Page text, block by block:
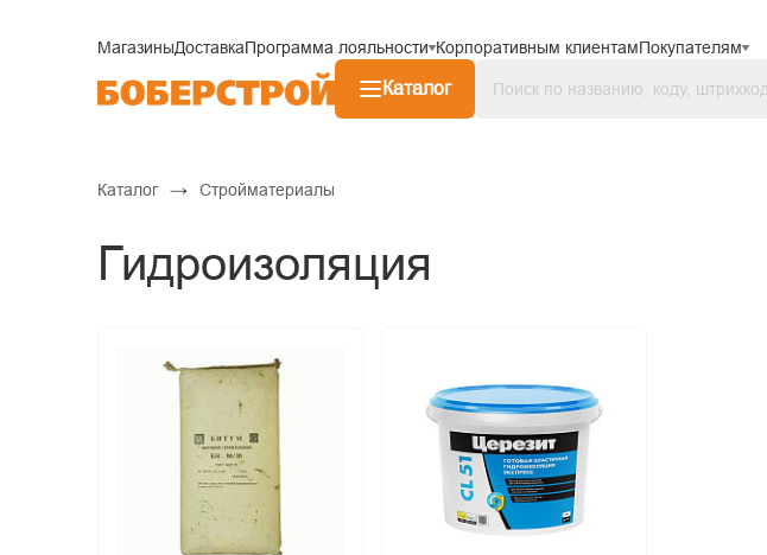
МагазиныДоставкаПрограмма лояльности Корпоративным клиентамПокупателям
Каталог
Каталог → Стройматериалы
Гидроизоляция